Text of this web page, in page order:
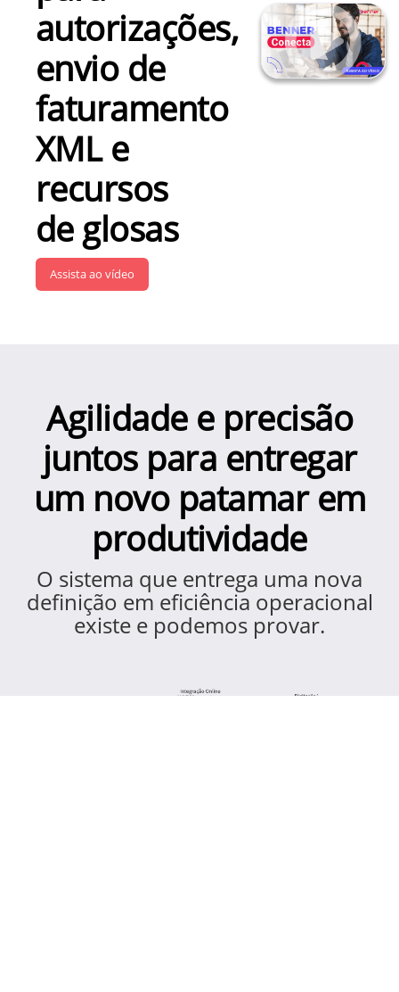
autorizações,
envio de
faturamento
XML e
recursos
de glosas
Assista ao vídeo
Agilidade e precisão
juntos para entregar
um novo patamar em
produtividade
O sistema que entrega uma nova
definição em eficiência operacional
existe e podemos provar.